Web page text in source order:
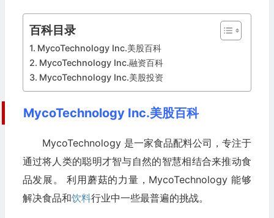
百科目录
MycoTechnology Inc.美股百科
MycoTechnology Inc.融资百科
MycoTechnology Inc.美股投资
MycoTechnology Inc.美股百科
MycoTechnology 是一家食品配料公司，专注于
通过将人类的聪明才智与自然的智慧相结合来推动食
品发展。 利用蘑菇的力量，MycoTechnology 能够
解决食品和饮料行业中一些最普遍的挑战。